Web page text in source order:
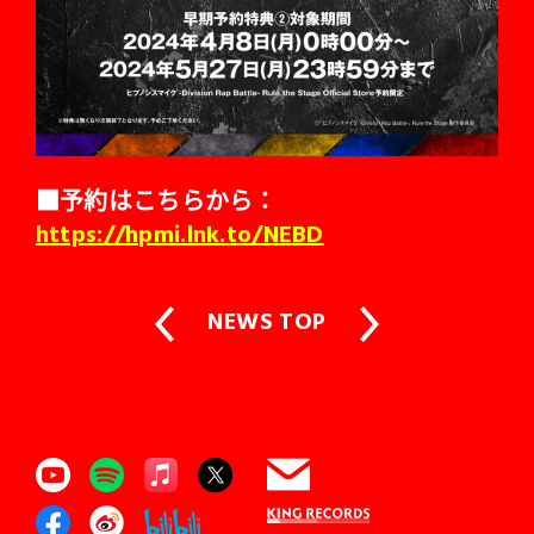
■予約はこちらから：
https://hpmi.lnk.to/NEBD
NEWS TOP